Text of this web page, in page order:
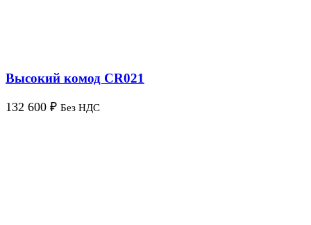
Высокий комод CR021
132 600 ₽ Без НДС